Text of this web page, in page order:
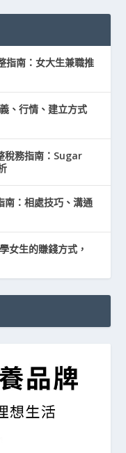
指南：女大生兼職推
、行情、建立方式
稅務指南：Sugar
南：相處技巧、溝通
女生的賺錢方式，